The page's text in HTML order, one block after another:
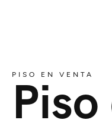
PISO EN VENTA